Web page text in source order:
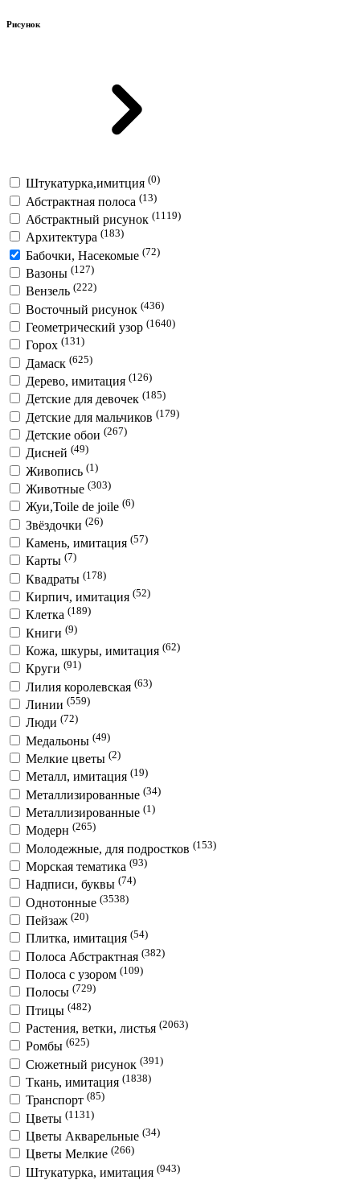
Рисунок
Штукатурка,имитция (0)
Абстрактная полоса (13)
Абстрактный рисунок (1119)
Архитектура (183)
Бабочки, Насекомые (72)
Вазоны (127)
Вензель (222)
Восточный рисунок (436)
Геометрический узор (1640)
Горох (131)
Дамаск (625)
Дерево, имитация (126)
Детские для девочек (185)
Детские для мальчиков (179)
Детские обои (267)
Дисней (49)
Живопись (1)
Животные (303)
Жуи,Toile de joile (6)
Звёздочки (26)
Камень, имитация (57)
Карты (7)
Квадраты (178)
Кирпич, имитация (52)
Клетка (189)
Книги (9)
Кожа, шкуры, имитация (62)
Круги (91)
Лилия королевская (63)
Линии (559)
Люди (72)
Медальоны (49)
Мелкие цветы (2)
Металл, имитация (19)
Металлизированные (34)
Металлизированные (1)
Модерн (265)
Молодежные, для подростков (153)
Морская тематика (93)
Надписи, буквы (74)
Однотонные (3538)
Пейзаж (20)
Плитка, имитация (54)
Полоса Абстрактная (382)
Полоса с узором (109)
Полосы (729)
Птицы (482)
Растения, ветки, листья (2063)
Ромбы (625)
Сюжетный рисунок (391)
Ткань, имитация (1838)
Транспорт (85)
Цветы (1131)
Цветы Акварельные (34)
Цветы Мелкие (266)
Штукатурка, имитация (943)